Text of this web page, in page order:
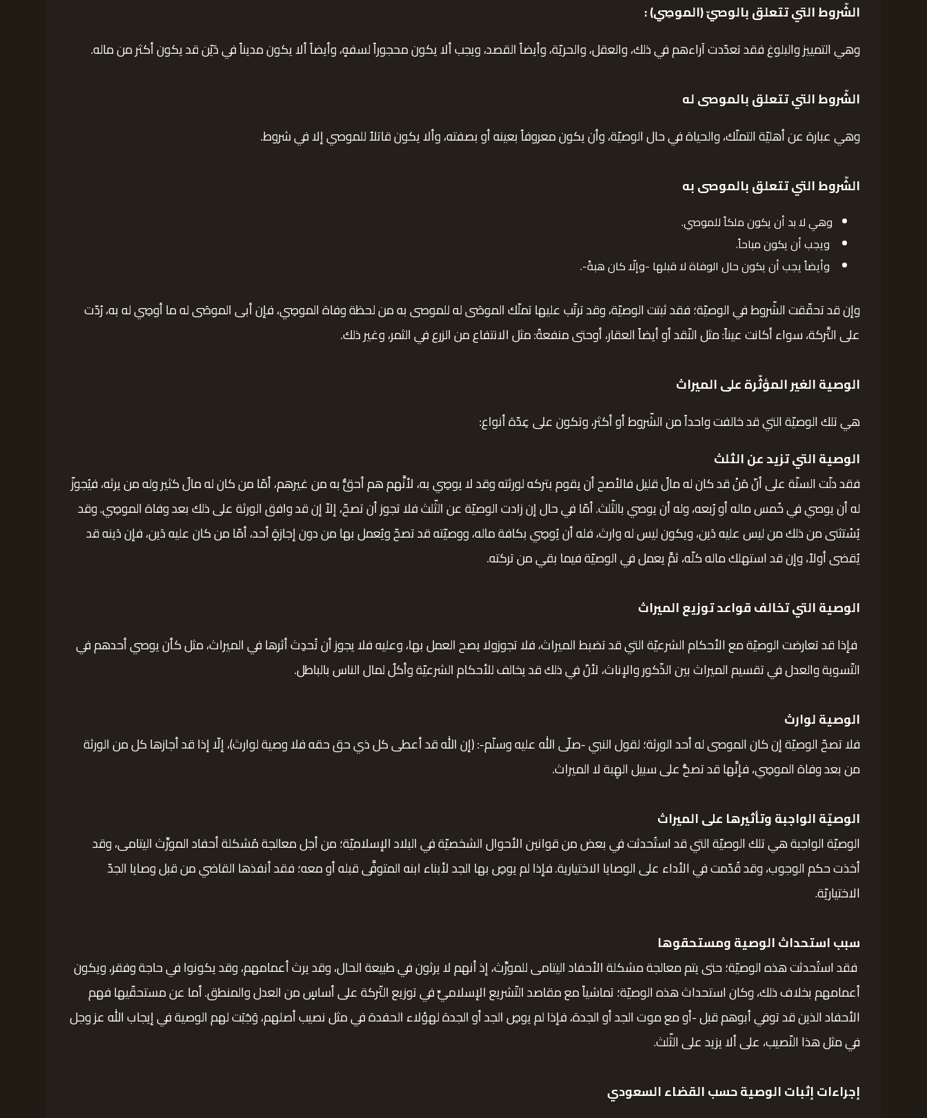
الشّروط التي تتعلق بالوصيّ (الموصِي) :
وهي التمييز والبلوغ فقد تعدّدت آراءهم في ذلك، والعقل، والحريّة، وأيضاً القصد، ويجب ألا يكون محجوراً لسفهٍ، وأيضاً ألا يكون مديناً في دَيّن قد يكون أكثر من ماله.
الشّروط التي تتعلق بالموصى له
وهي عبارة عن أهليّة التملّك، والحياة في حال الوصيّة، وأن يكون معروفاً بعينه أو بصفته، وألا يكون قاتلاً للموصي إلا في شروط.
الشّروط التي تتعلق بالموصى به
وهي لا بد أن يكون ملكاً للموصي.
ويجب أن يكون مباحاً.
وأيضاً يجب أن يكون حال الوفاة لا قبلها -وإلّا كان هبةً-.
وإن قد تحقّقت الشّروط في الوصيّة؛ فقد ثبتت الوصيّة، وقد ترتّب عليها تملّك الموصَى له للموصى به من لحظة وفاة الموصِي، فإن أبى الموصَى له ما أوصِي له به، رُدّت
على التَّركة، سواء أكانت عيناً: مثل النّقد أو أيضاً العقار، أوحتى منفعةً: مثل الانتفاع من الزرع في الثمر، وغير ذلك.
الوصية الغير المؤثّرة على الميراث
هي تلك الوصيّة التي قد خالفت واحداً من الشّروط أو أكثر، وتكون على عِدّة أنواع:
الوصية التي تزيد عن الثلث
فقد دلّت السنّة على أنّ مَنْ قد كان له مالٌ قليل فالأصح أن يقوم بتركه لورثته وقد لا يوصِي به، لأنَّهم هم أحقُّ به من غيرهم، أمّا من كان له مالٌ كثير وله من يرثه، فيُجوزّ
له أن يوصي في خُمس ماله أو رُبعه، وله أن يوصي بالثّلث. أمّا في حال إن زادت الوصيّة عن الثّلث فلا تجوز أن تصحّ، إلاّ إن قد وافق الورثة على ذلك بعد وفاة الموصِي. وقد
يُسْتثنى من ذلك من ليس عليه دَين، ويكون ليس له وارث، فله أن يُوصِي بكافة ماله، ووصيّته قد تصحّ ويُعمل بها من دون إجازةٍ أحد، أمّا من كان عليه دَين، فإن دَينه قد
يُقضى أولاً، وإن قد استهلك ماله كلّه، ثمَّ يعمل في الوصيّة فيما بقي من تركته.
الوصية التي تخالف قواعد توزيع الميراث
فإذا قد تعارضت الوصيّة مع الأحكام الشرعيّة التي قد تضبط الميراث، فلا تجوزولا يصح العمل بها، وعليه فلا يجوز أن تُحدِث أثرها في الميراث، مثل كأن يوصي أحدهم في
التّسوية والعدل في تقسيم الميراث بين الذّكور والإناث، لأنّ في ذلك قد يخالف للأحكام الشرعيّة وأكلٌ لمال الناس بالباطل.
الوصية لوارث
فلا تصحّ الوصيّة إن كان الموصى له أحد الورثة؛ لقول النبي -صلّى الله عليه وسلّم-: (إن الله قد أعطى كل ذي حق حقه فلا وصية لوارث)، إلّا إذا قد أجازها كل من الورثة
من بعد وفاة الموصِي، فإنَّها قد تصحُّ على سبيل الهِبة لا الميراث.
الوصيّة الواجبة وتأثيرها على الميراث
الوصيّة الواجبة هي تلك الوصيّة التي قد استُحدثت في بعض من قوانين الأحوال الشخصيّة في البلاد الإسلاميّة؛ من أجل معالجة مُشكلة أحفاد المورِّث اليتامى، وقد
أخذت حكم الوجوب، وقد قُدّمت في الأداء على الوصايا الاختيارية. فإذا لم يوصِ بها الجد لأبناء ابنه المتوفَّى قبله أو معه؛ فقد أنفذها القاضي من قبل وصايا الجدّ
الاختياريّة.
سبب استحداث الوصية ومستحقوها
فقد استُحدثت هذه الوصيّة؛ حتى يتم معالجة مشكلة الأحفاد اليتامى للمورِّث، إذ أنهم لا يرثون في طبيعة الحال، وقد يرث أعمامهم، وقد يكونوا في حاجة وفقر، ويكون
أعمامهم بخلاف ذلك، وكان استحداث هذه الوصيّة؛ تماشياً مع مقاصد التّشريع الإسلاميِّ في توزيع التّركة على أساسٍ من العدل والمنطق. أما عن مستحقّيها فهم
الأحفاد الذين قد توفي أبوهم قبل -أو مع موت الجد أو الجدة، فإذا لم يوصِ الجد أو الجدة لهؤلاء الحفدة في مثل نصيب أصلهم، وَجَبَت لهم الوصية في إيجاب الله عز وجل
في مثل هذا النّصيب، على ألا يزيد على الثّلث.
إجراءات إثبات الوصية حسب القضاء السعودي